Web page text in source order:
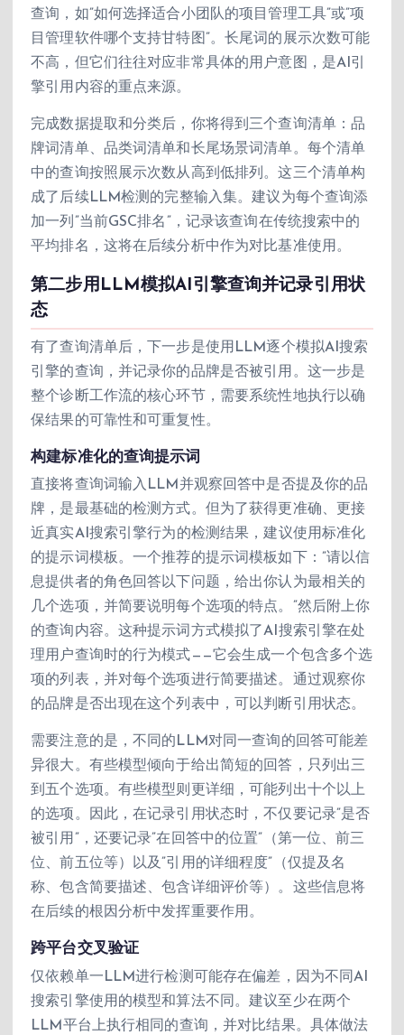
查询，如”如何选择适合小团队的项目管理工具”或”项
目管理软件哪个支持甘特图”。长尾词的展示次数可能
不高，但它们往往对应非常具体的用户意图，是AI引
擎引用内容的重点来源。
完成数据提取和分类后，你将得到三个查询清单：品
牌词清单、品类词清单和长尾场景词清单。每个清单
中的查询按照展示次数从高到低排列。这三个清单构
成了后续LLM检测的完整输入集。建议为每个查询添
加一列”当前GSC排名”，记录该查询在传统搜索中的
平均排名，这将在后续分析中作为对比基准使用。
第二步用LLM模拟AI引擎查询并记录引用状
态
有了查询清单后，下一步是使用LLM逐个模拟AI搜索
引擎的查询，并记录你的品牌是否被引用。这一步是
整个诊断工作流的核心环节，需要系统性地执行以确
保结果的可靠性和可重复性。
构建标准化的查询提示词
直接将查询词输入LLM并观察回答中是否提及你的品
牌，是最基础的检测方式。但为了获得更准确、更接
近真实AI搜索引擎行为的检测结果，建议使用标准化
的提示词模板。一个推荐的提示词模板如下：”请以信
息提供者的角色回答以下问题，给出你认为最相关的
几个选项，并简要说明每个选项的特点。”然后附上你
的查询内容。这种提示词方式模拟了AI搜索引擎在处
理用户查询时的行为模式——它会生成一个包含多个选
项的列表，并对每个选项进行简要描述。通过观察你
的品牌是否出现在这个列表中，可以判断引用状态。
需要注意的是，不同的LLM对同一查询的回答可能差
异很大。有些模型倾向于给出简短的回答，只列出三
到五个选项。有些模型则更详细，可能列出十个以上
的选项。因此，在记录引用状态时，不仅要记录”是否
被引用”，还要记录”在回答中的位置”（第一位、前三
位、前五位等）以及”引用的详细程度”（仅提及名
称、包含简要描述、包含详细评价等）。这些信息将
在后续的根因分析中发挥重要作用。
跨平台交叉验证
仅依赖单一LLM进行检测可能存在偏差，因为不同AI
搜索引擎使用的模型和算法不同。建议至少在两个
LLM平台上执行相同的查询，并对比结果。具体做法